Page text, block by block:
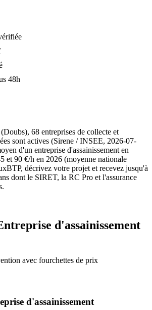
48h
68 entreprises de collecte et
sont actives (Sirene / INSEE, 2026-07-
d'un entreprise d'assainissement en
et 90 €/h en 2026 (moyenne nationale
décrivez votre projet et recevez jusqu'à
dont le SIRET, la RC Pro et l'assurance
d'assainissement
avec fourchettes de prix
d'assainissement